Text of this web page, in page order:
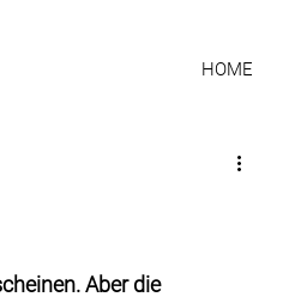
HOME
Aber die